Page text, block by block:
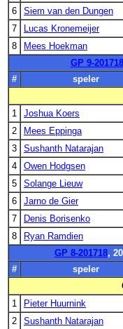
6
Siem van den Dungen
7
Lucas Kronemeijer
8
Mees Hoekman
GP 9-201718
#
speler
1
Joshua Koers
2
Mees Eppinga
3
Sushanth Natarajan
4
Owen Hodgsen
5
Solange Lieuw
6
Jarno de Gier
7
Denis Borisenko
8
Ryan Ramdien
GP 8-201718,
#
speler
1
Pieter Huurnink
2
Sushanth Natarajan